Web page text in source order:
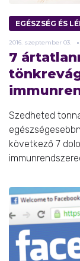
EGÉSZSÉG ÉS
2016. szeptember 03.
7
Szedheted
következő 7